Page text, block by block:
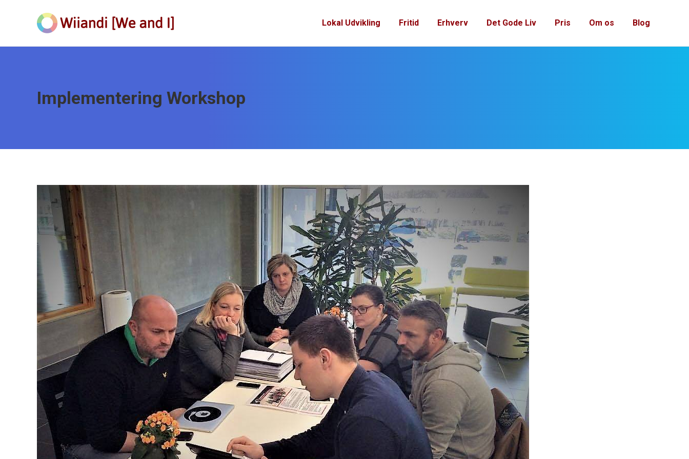
Lokal Udvikling Fritid Erhverv Det Gode Liv Pris Om os Blog
Implementering Workshop